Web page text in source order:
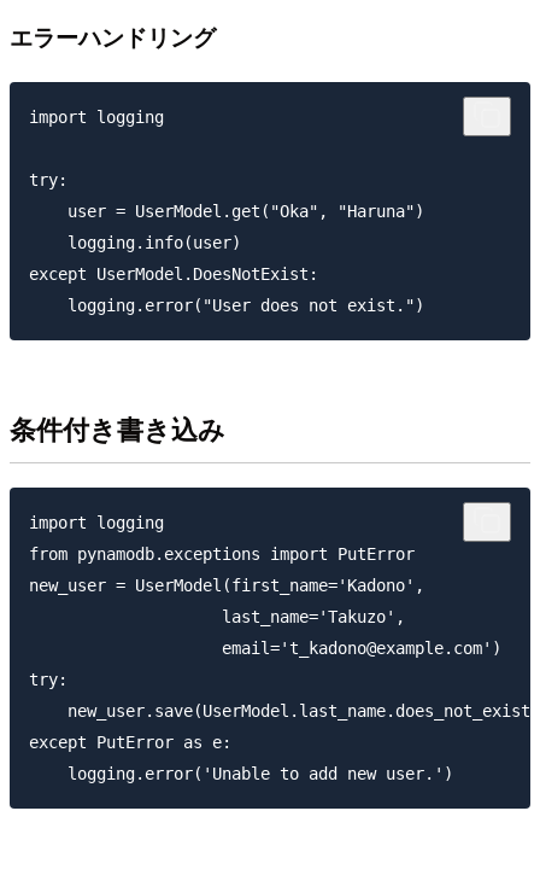
エラーハンドリング
import logging
try:
    user = UserModel.get("Oka", "Haruna")
    logging.info(user)
except UserModel.DoesNotExist:
条件付き書き込み
import logging
from pynamodb.exceptions import PutError
new_user = UserModel(first_name='Kadono',
                    last_name='Takuzo',
                    email='t_kadono@example.com')
try:
except PutError as e: